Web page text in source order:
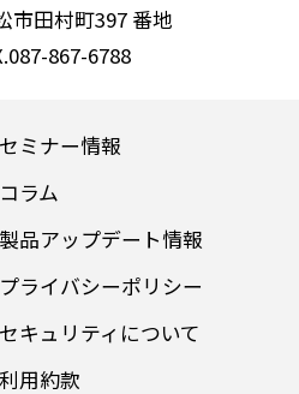
田村町397 番地
867-6788
セミナー情報
コラム
製品アップデート情報
プライバシーポリシー
セキュリティについて
利用約款